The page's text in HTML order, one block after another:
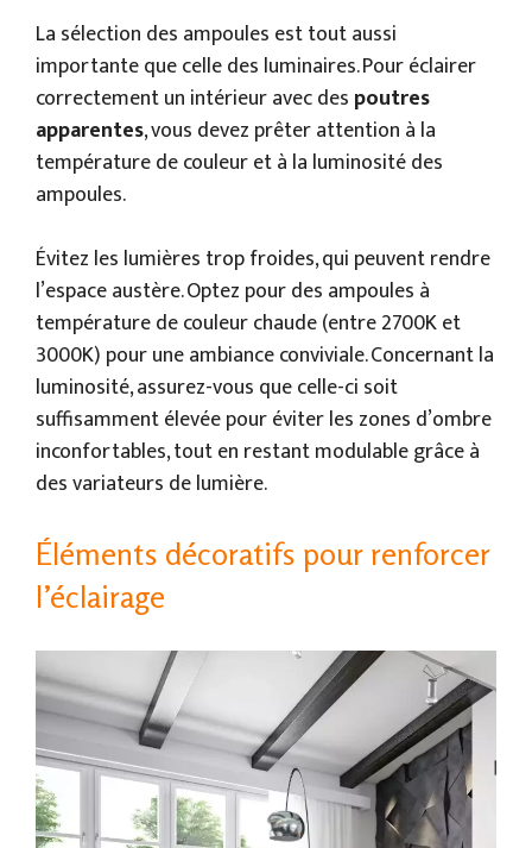
La sélection des ampoules est tout aussi
importante que celle des luminaires. Pour éclairer
correctement un intérieur avec des poutres
apparentes, vous devez prêter attention à la
température de couleur et à la luminosité des
ampoules.
Évitez les lumières trop froides, qui peuvent rendre
l’espace austère. Optez pour des ampoules à
température de couleur chaude (entre 2700K et
3000K) pour une ambiance conviviale. Concernant la
luminosité, assurez-vous que celle-ci soit
suffisamment élevée pour éviter les zones d’ombre
inconfortables, tout en restant modulable grâce à
des variateurs de lumière.
Éléments décoratifs pour renforcer
l’éclairage